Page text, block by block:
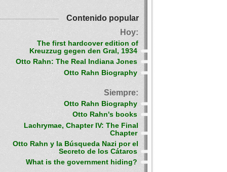
Contenido popular
Hoy:
The first hardcover edition of
Kreuzzug gegen den Gral, 1934
Otto Rahn: The Real Indiana Jones
Otto Rahn Biography
Siempre:
Otto Rahn Biography
Otto Rahn's books
Lachrymae, Chapter IV: The Final
Chapter
Otto Rahn y la Búsqueda Nazi por el
Secreto de los Cátaros
What is the government hiding?